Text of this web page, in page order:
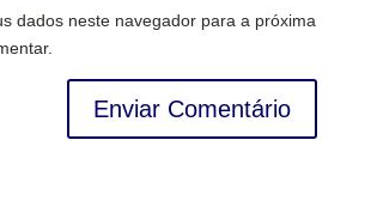
dados neste navegador para a próxima